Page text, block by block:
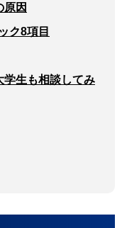
原因
ク8項目
学生も相談してみ